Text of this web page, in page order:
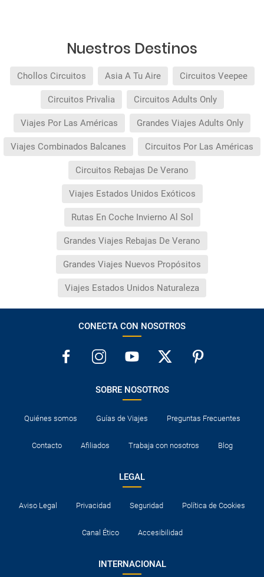
Nuestros Destinos
Chollos Circuitos Asia A Tu Aire Circuitos Veepee
Circuitos Privalia Circuitos Adults Only
Viajes Por Las Américas Grandes Viajes Adults Only
Viajes Combinados Balcanes Circuitos Por Las Américas
Circuitos Rebajas De Verano
Viajes Estados Unidos Exóticos
Rutas En Coche Invierno Al Sol
Grandes Viajes Rebajas De Verano
Grandes Viajes Nuevos Propósitos
Viajes Estados Unidos Naturaleza
CONECTA CON NOSOTROS
SOBRE NOSOTROS
Quiénes somos Guías de Viajes Preguntas Frecuentes
Contacto Afiliados Trabaja con nosotros Blog
LEGAL
Aviso Legal Privacidad Seguridad Política de Cookies
Canal Ético Accesibilidad
INTERNACIONAL